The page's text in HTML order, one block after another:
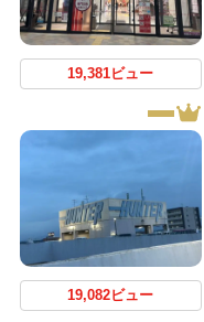
19,381ビュー
19,082ビュー